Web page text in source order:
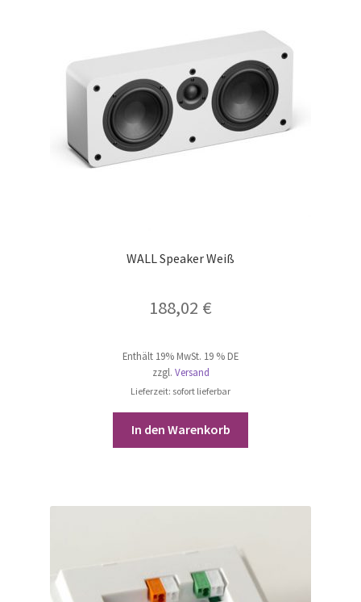
WALL Speaker Weiß
188,02 €
Enthält 19% MwSt. 19 % DE
zzgl. Versand
Lieferzeit: sofort lieferbar
In den Warenkorb